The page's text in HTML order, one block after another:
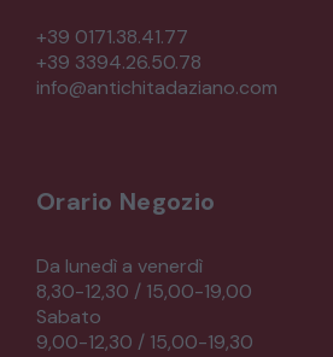
+39 0171.38.41.77
+39 3394.26.50.78
info@antichitadaziano.com
Orario Negozio
Da lunedì a venerdì
8,30-12,30 / 15,00-19,00
Sabato
9,00-12,30 / 15,00-19,30